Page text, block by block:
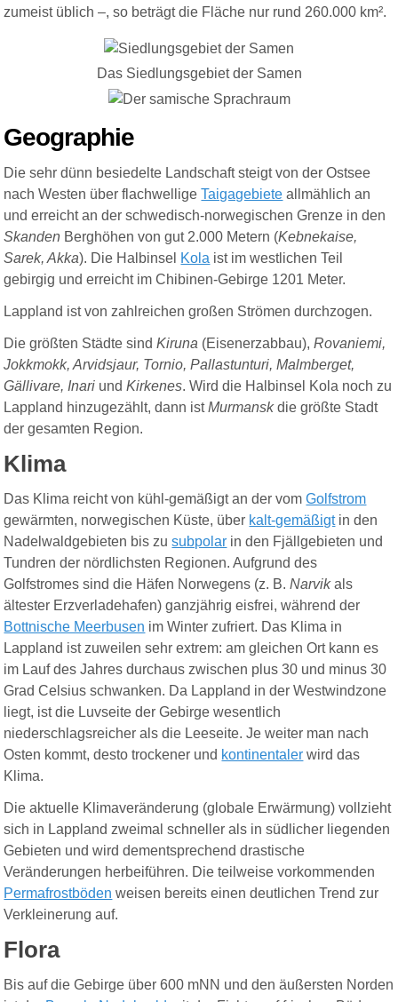
zumeist üblich –, so beträgt die Fläche nur rund 260.000 km².
Das Siedlungsgebiet der Samen
Geographie
Die sehr dünn besiedelte Landschaft steigt von der Ostsee
nach Westen über flachwelligeTaigagebiete allmählich an
und erreicht an der schwedisch-norwegischen Grenze in den
Skanden Berghöhen von gut 2.000 Metern (Kebnekaise,
Sarek, Akka). Die Halbinsel Kola ist im westlichen Teil
gebirgig und erreicht imChibinen-Gebirge 1201 Meter.
Lappland ist von zahlreichen großen Strömen durchzogen.
Die größten Städte sindKiruna (Eisenerzabbau),Rovaniemi,
Jokkmokk, Arvidsjaur, Tornio, Pallastunturi, Malmberget,
Gällivare, Inari undKirkenes. Wird die Halbinsel Kola noch zu
Lappland hinzugezählt, dann istMurmanskdie größte Stadt
der gesamten Region.
Klima
Das Klima reicht von kühl-gemäßigt an der vomGolfstrom
gewärmten, norwegischen Küste, über kalt-gemäßigtin den
Nadelwaldgebieten bis zusubpolar in den Fjällgebieten und
Tundren der nördlichsten Regionen. Aufgrund des
Golfstromes sind die Häfen Norwegens (z. B.Narvikals
ältester Erzverladehafen) ganzjährig eisfrei, während der
Bottnische Meerbusen im Winter zufriert. Das Klima in
Lappland ist zuweilen sehr extrem: am gleichen Ort kann es
im Lauf des Jahres durchaus zwischen plus 30 und minus 30
Grad Celsius schwanken. Da Lappland in der Westwindzone
liegt, ist die Luvseite der Gebirge wesentlich
niederschlagsreicher als die Leeseite. Je weiter man nach
Osten kommt, desto trockener und kontinentaler wird das
Klima.
Die aktuelle Klimaveränderung (globale Erwärmung) vollzieht
sich in Lappland zweimal schneller als in südlicher liegenden
Gebieten und wird dementsprechend drastische
Veränderungen herbeiführen. Die teilweise vorkommenden
Permafrostböden weisen bereits einen deutlichen Trend zur
Verkleinerung auf.
Flora
Bis auf die Gebirge über 600 mNN und den äußersten Norden